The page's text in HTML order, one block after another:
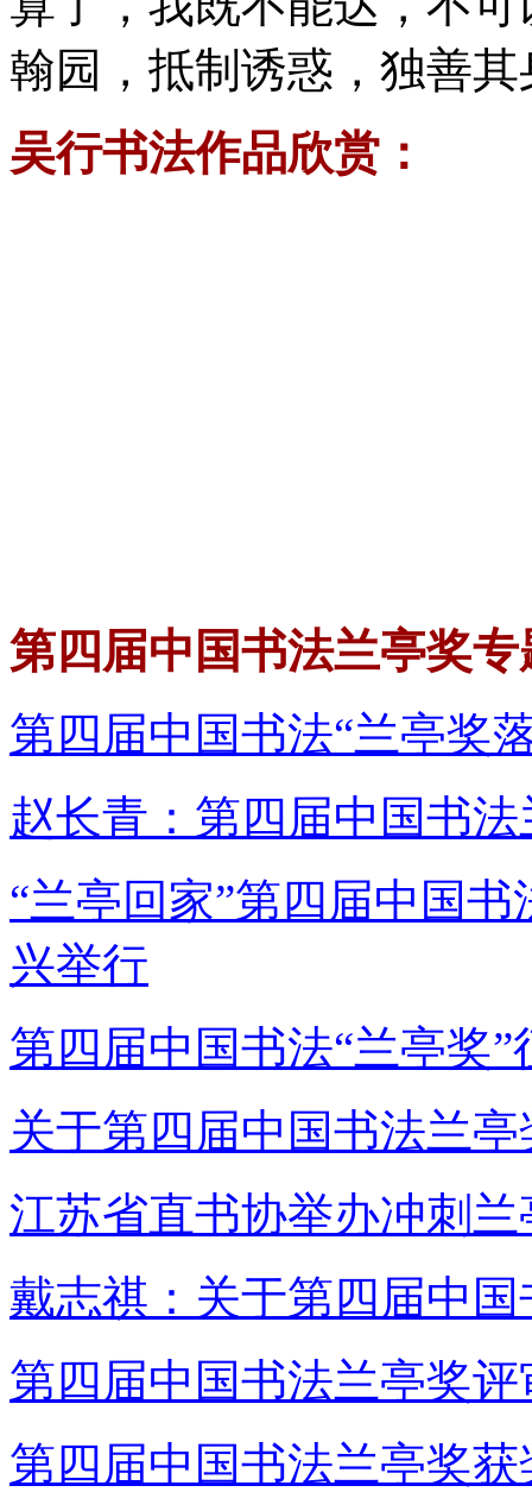
翰园，抵制诱惑，独善
吴行书法作品欣赏：
第四届中国书法兰亭奖专
第四届中国书法“兰亭奖
赵长青：第四届中国书
“兰亭回家”第四届中国
兴举行
第四届中国书法“兰亭奖”
关于第四届中国书法兰
江苏省直书协举办冲刺
戴志祺：关于第四届中
第四届中国书法兰亭奖
第四届中国书法兰亭奖